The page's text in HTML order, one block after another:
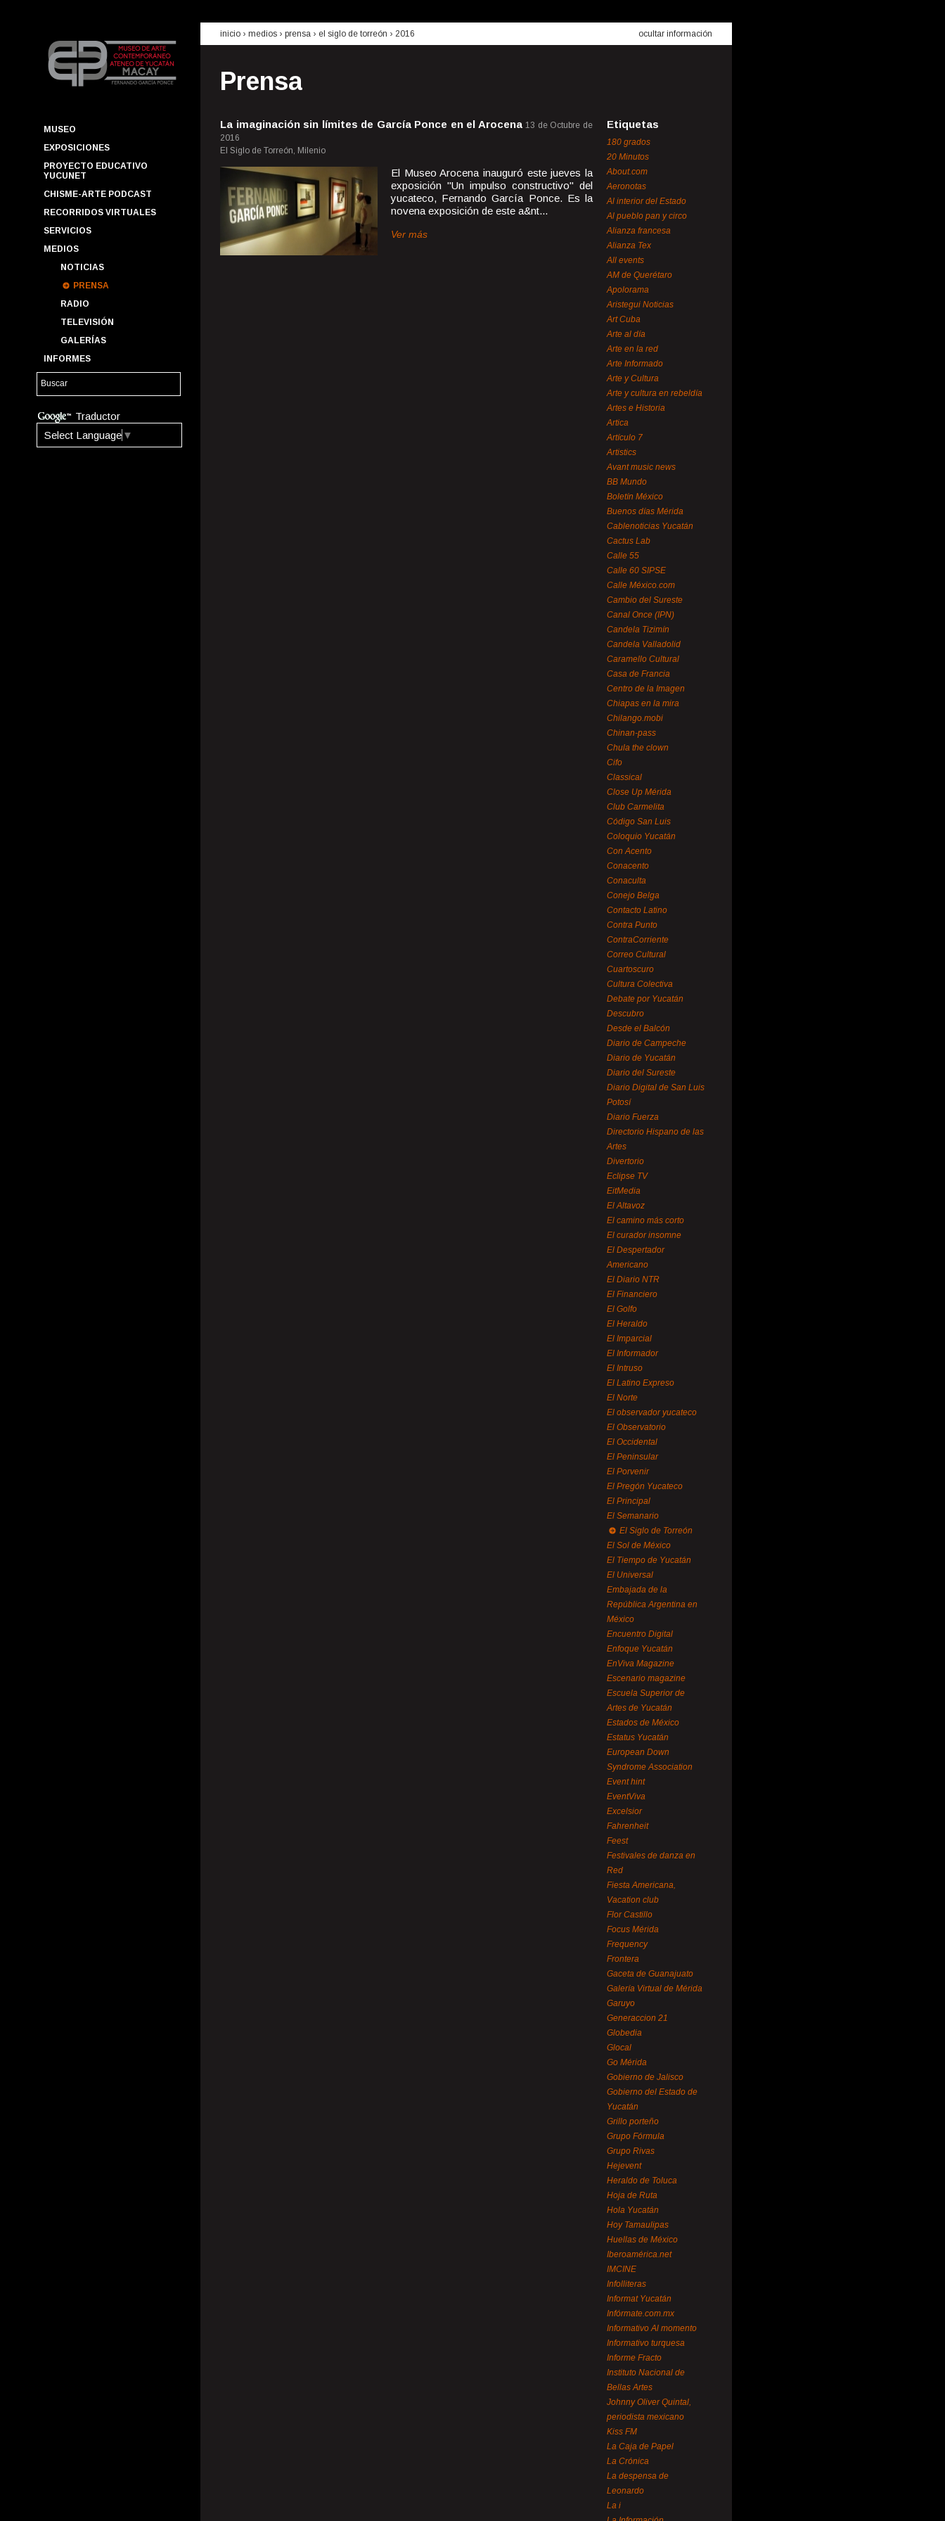
MUSEO
EXPOSICIONES
PROYECTO EDUCATIVO
YUCUNET
CHISME-ARTE PODCAST
RECORRIDOS VIRTUALES
SERVICIOS
MEDIOS
NOTICIAS
PRENSA
RADIO
TELEVISIÓN
GALERÍAS
INFORMES
Traductor
Select Language ▼
inicio › medios › prensa › el siglo de torreón › 2016 ocultar información
Prensa
La imaginación sin límites de García Ponce en el Arocena 13 de Octubre de
2016
El Siglo de Torreón, Milenio
El Museo Arocena inauguró este jueves la
exposición "Un impulso constructivo" del
yucateco, Fernando García Ponce. Es la
novena exposición de este a&nt...
Ver más
Etiquetas
180 grados
20 Minutos
About.com
Aeronotas
Al interior del Estado
Al pueblo pan y circo
Alianza francesa
Alianza Tex
All events
AM de Querétaro
Apolorama
Aristegui Noticias
Art Cuba
Arte al día
Arte en la red
Arte Informado
Arte y Cultura
Arte y cultura en rebeldía
Artes e Historia
Artica
Artículo 7
Artistics
Avant music news
BB Mundo
Boletín México
Buenos días Mérida
Cablenoticias Yucatán
Cactus Lab
Calle 55
Calle 60 SIPSE
Calle México.com
Cambio del Sureste
Canal Once (IPN)
Candela Tizimín
Candela Valladolid
Caramello Cultural
Casa de Francia
Centro de la Imagen
Chiapas en la mira
Chilango.mobi
Chinan-pass
Chula the clown
Cifo
Classical
Close Up Mérida
Club Carmelita
Código San Luis
Coloquio Yucatán
Con Acento
Conacento
Conaculta
Conejo Belga
Contacto Latino
Contra Punto
ContraCorriente
Correo Cultural
Cuartoscuro
Cultura Colectiva
Debate por Yucatán
Descubro
Desde el Balcón
Diario de Campeche
Diario de Yucatán
Diario del Sureste
Diario Digital de San Luis
Potosí
Diario Fuerza
Directorio Hispano de las
Artes
Divertorio
Eclipse TV
EitMedia
El Altavoz
El camino más corto
El curador insomne
El Despertador
Americano
El Diario NTR
El Financiero
El Golfo
El Heraldo
El Imparcial
El Informador
El Intruso
El Latino Expreso
El Norte
El observador yucateco
El Observatorio
El Occidental
El Peninsular
El Porvenir
El Pregón Yucateco
El Principal
El Semanario
El Siglo de Torreón
El Sol de México
El Tiempo de Yucatán
El Universal
Embajada de la
República Argentina en
México
Encuentro Digital
Enfoque Yucatán
EnViva Magazine
Escenario magazine
Escuela Superior de
Artes de Yucatán
Estados de México
Estatus Yucatán
European Down
Syndrome Association
Event hint
EventViva
Excelsior
Fahrenheit
Feest
Festivales de danza en
Red
Fiesta Americana,
Vacation club
Flor Castillo
Focus Mérida
Frequency
Frontera
Gaceta de Guanajuato
Galería Virtual de Mérida
Garuyo
Generaccion 21
Globedia
Glocal
Go Mérida
Gobierno de Jalisco
Gobierno del Estado de
Yucatán
Grillo porteño
Grupo Fórmula
Grupo Rivas
Hejevent
Heraldo de Toluca
Hoja de Ruta
Hola Yucatán
Hoy Tamaulipas
Huellas de México
Iberoamérica.net
IMCINE
Infolliteras
Informat Yucatán
Infórmate.com.mx
Informativo Al momento
Informativo turquesa
Informe Fracto
Instituto Nacional de
Bellas Artes
Johnny Oliver Quintal,
periodista mexicano
Kiss FM
La Caja de Papel
La Crónica
La despensa de
Leonardo
La i